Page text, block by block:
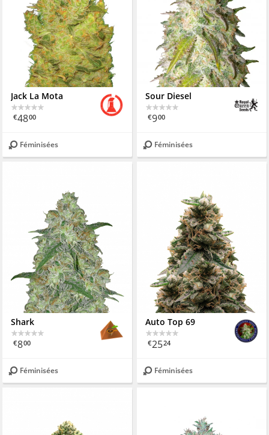
Jack La Mota
€4800
Féminisées
Sour Diesel
€900
Féminisées
Shark
€800
Féminisées
Auto Top 69
€2524
Féminisées